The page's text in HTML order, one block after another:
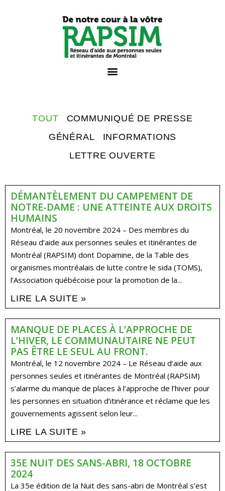
COMMUNIQUÉ DE PRESSE
GÉNÉRAL
INFORMATIONS
LETTRE OUVERTE
TOUT
DÉMANTÈLEMENT DU CAMPEMENT DE
NOTRE-DAME : UNE ATTEINTE AUX DROITS
HUMAINS
Montréal, le 20 novembre 2024 – Des membres du
Réseau d’aide aux personnes seules et itinérantes de
Montréal (RAPSIM) dont Dopamine, de la Table des
organismes montréalais de lutte contre le sida (TOMS),
l’Association québécoise pour la promotion de la...
LIRE LA SUITE »
MANQUE DE PLACES À L’APPROCHE DE
L’HIVER, LE COMMUNAUTAIRE NE PEUT
PAS ÊTRE LE SEUL AU FRONT.
Montréal, le 12 novembre 2024 – Le Réseau d’aide aux
personnes seules et itinérantes de Montréal (RAPSIM)
s’alarme du manque de places à l’approche de l’hiver pour
les personnes en situation d’itinérance et réclame que les
gouvernements agissent selon leur...
LIRE LA SUITE »
35E NUIT DES SANS-ABRI, 18 OCTOBRE
2024
La 35e édition de la Nuit des sans-abri de Montréal s’est